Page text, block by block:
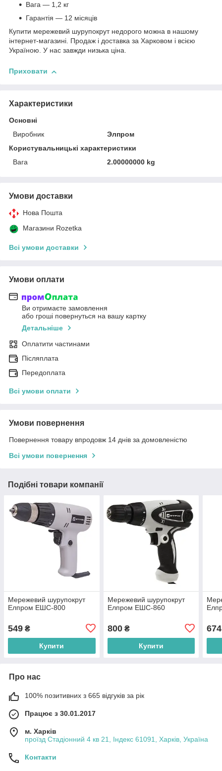
Вага — 1,2 кг
Гарантія — 12 місяців
Купити мережевий шурупокрут недорого можна в нашому
інтернет-магазині. Продаж і доставка за Харковом і всією
Україною. У нас завжди низька ціна.
Приховати
Характеристики
Основні
Виробник
Элпром
Користувальницькі характеристики
Вага
2.00000000 kg
Умови доставки
Нова Пошта
Магазини Rozetka
Всі умови доставки
Умови оплати
Ви отримаєте замовлення
або гроші повернуться на вашу картку
Детальніше
Оплатити частинами
Післяплата
Передоплата
Всі умови оплати
Умови повернення
Повернення товару впродовж 14 днів за домовленістю
Всі умови повернення
Подібні товари компанії
Мережевий шурупокрут
Елпром ЕШС-800
549 ₴
Купити
Мережевий шурупокрут
Елпром ЕШС-860
800₴
Купити
674
Про нас
100% позитивних з 665 відгуків за рік
Працює з 30.01.2017
м. Харків
проїзд Стадіонний 4 кв 21, Індекс 61091, Харків, Україна
Контакти